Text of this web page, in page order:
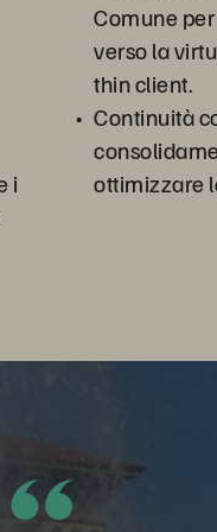
i
Comune
verso la
thin client.
Continuità
ottimizzare